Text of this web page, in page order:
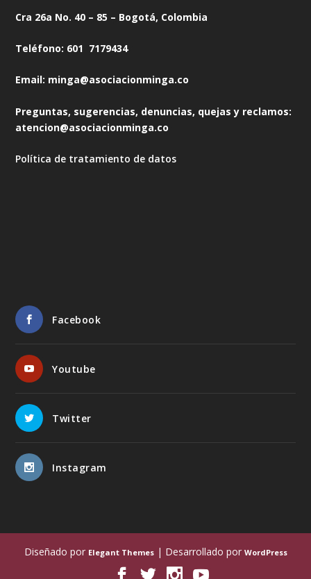
Cra 26a No. 40 – 85 – Bogotá, Colombia
Teléfono: 601 7179434
Email: minga@asociacionminga.co
Preguntas, sugerencias, denuncias, quejas y reclamos:
atencion@asociacionminga.co
Política de tratamiento de datos
Facebook
Youtube
Twitter
Instagram
Diseñado por Elegant Themes| Desarrollado por WordPress